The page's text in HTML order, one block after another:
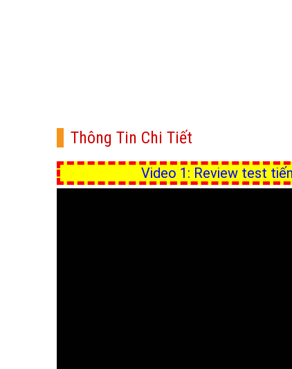
Thông Tin Chi Tiết
Video 1: Review test